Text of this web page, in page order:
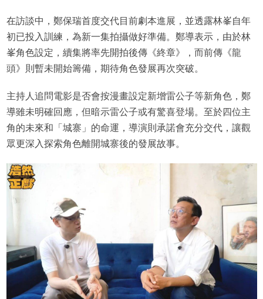
在訪談中，鄭保瑞首度交代目前劇本進展，並透露林峯自年
初已投入訓練，為新一集拍攝做好準備。鄭導表示，由於林
峯角色設定，續集將率先開拍後傳《終章》，而前傳《龍
頭》則暫未開始籌備，期待角色發展再次突破。
主持人追問電影是否會按漫畫設定新增雷公子等新角色，鄭
導雖未明確回應，但暗示雷公子或有驚喜登場。至於四位主
角的未來和「城寨」的命運，導演則承諾會充分交代，讓觀
眾更深入探索角色離開城寨後的發展故事。